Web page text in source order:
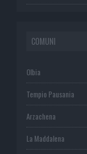
COMUNI
Olbia
Tempio Pausania
Arzachena
La Maddalena